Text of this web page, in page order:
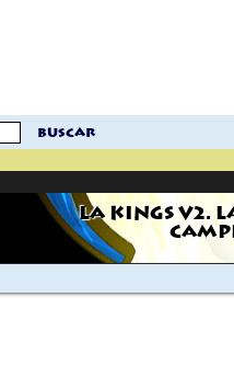
buscar
LA KINGS V2.